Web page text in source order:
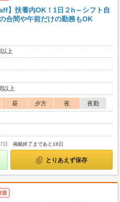
】扶養内OK！1日２h～シフト自
合間や午前だけの勤務もOK
上
以上
昼 夕方 夜
夜勤
日 掲載終了まであと18日
とりあえず保存
迎